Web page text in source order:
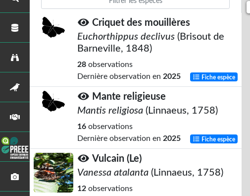
Criquet des mouillères
Euchorthippus declivus (Brisout de
Barneville, 1848)
28 observations
Dernière observation en 2025 Fiche espèce
Mante religieuse
Mantis religiosa (Linnaeus, 1758)
16 observations
Dernière observation en 2025 Fiche espèce
Vulcain (Le)
Vanessa atalanta (Linnaeus, 1758)
12 observations